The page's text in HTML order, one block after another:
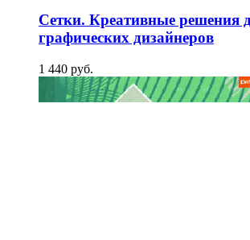
Сетки. Креативные решения
графических дизайнеров
1 440 pуб.